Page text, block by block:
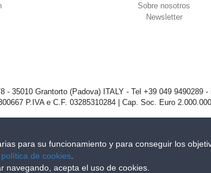
Sobre nosotros
Newsletter
- 35010 Grantorto (Padova) ITALY - Tel +39 049 9490289 -
P.IVA e C.F. 03285310284 | Cap. Soc. Euro
para su funcionamiento y para conseguir los
política de cookies
acepta el uso de cookies.